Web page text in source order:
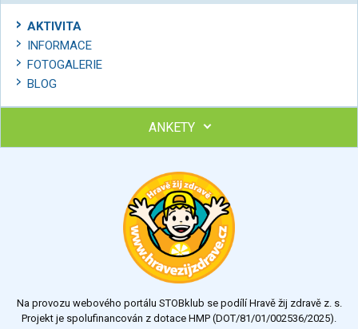
AKTIVITA
INFORMACE
FOTOGALERIE
BLOG
ANKETY
Výsledky Všechny ankety
Na provozu webového portálu STOBklub se podílí Hravě žij zdravě z. s.
Projekt je spolufinancován z dotace HMP (DOT/81/01/002536/2025).